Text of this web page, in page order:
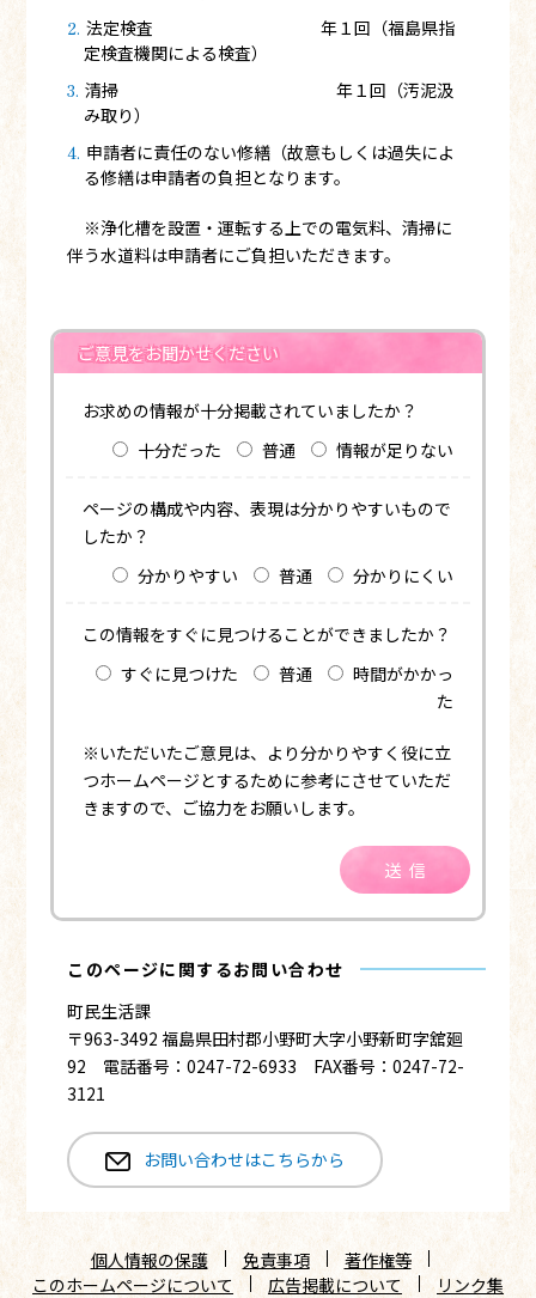
法定検査 年１回（福島県指
定検査機関による検査）
清掃 年１回（汚泥汲
み取り）
申請者に責任のない修繕（故意もしくは過失によ
る修繕は申請者の負担となります。
※浄化槽を設置・運転する上での電気料、清掃に
伴う水道料は申請者にご負担いただきます。
ご意見をお聞かせください
お求めの情報が十分掲載されていましたか？
十分だった
普通 情報が足りない
ページの構成や内容、表現は分かりやすいもので
したか？
分かりやすい
普通 分かりにくい
この情報をすぐに見つけることができましたか？
すぐに見つけた
普通
時間がかかっ
た
※いただいたご意見は、より分かりやすく役に立
つホームページとするために参考にさせていただ
きますので、ご協力をお願いします。
送信
このページに関するお問い合わせ
町民生活課
〒963-3492 福島県田村郡小野町大字小野新町字舘廻
92 電話番号：0247-72-6933 FAX番号：0247-72-
3121
お問い合わせはこちらから
個人情報の保護 免責事項
著作権等
このホームページについて
広告掲載について リンク集